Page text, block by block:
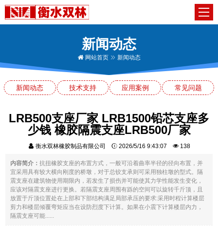
新闻动态
网站首页 新闻动态
新闻动态 技术支持 应用案例 常见问题
LRB500支座厂家 LRB1500铅芯支座多
少钱 橡胶隔震支座LRB500厂家
衡水双林橡胶制品有限公司 2026/5/16 9:43:07 138
内容简介：抗扭橡胶支座的布置方式，一般可沿着曲率半径的径向布置，并
宜采用具有较大横向刚度的桥墩，对于总铰支承则可采用独柱墩的型式。隔
震支座在建筑物使用期限内，若发生了损伤并可能使其力学性能发生变化，
应该对隔震支座进行更换。若隔震支座周围有跞的空间可以旋转千斤顶，且
放置于斤顶位置处在上部和下部结构满足局部承压的要求:采用时程计算楼层
剪力和楼层倾覆弯矩应当在设防烈度下计算。如果在小震下计算楼层内力，
隔震支座可能......